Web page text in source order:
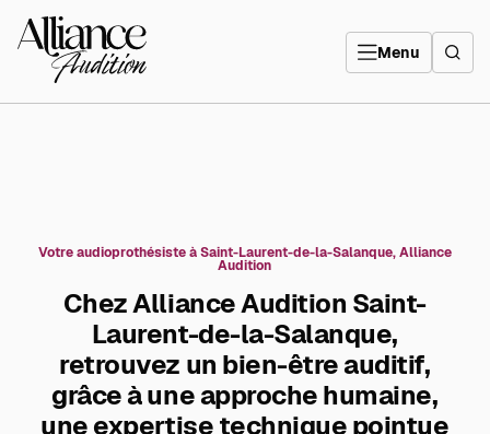
directement
contenu
Menu
Votre audioprothésiste à Saint-Laurent-de-la-Salanque, Alliance
Audition
Chez Alliance Audition Saint-
Laurent-de-la-Salanque,
retrouvez un bien-être auditif,
grâce à une approche humaine,
une expertise technique pointue